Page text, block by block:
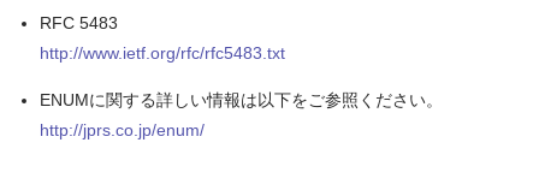
RFC 5483
http://www.ietf.org/rfc/rfc5483.txt
ENUMに関する詳しい情報は以下をご参照ください。
http://jprs.co.jp/enum/